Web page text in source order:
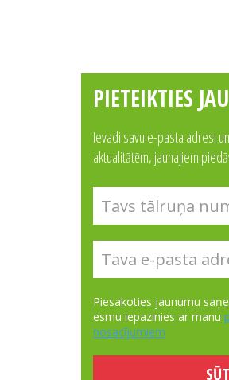
PIETEIKTIES
Ievadi savu e-pasta adresi
aktualitātēm, jaunajiem
Piesakoties jaunumu
esmu iepazinies ar manu
nosacījumiem